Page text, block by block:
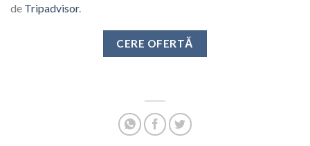
de Tripadvisor.
CERE OFERTĂ